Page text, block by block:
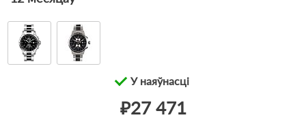
У наяўнасці
₽27 471